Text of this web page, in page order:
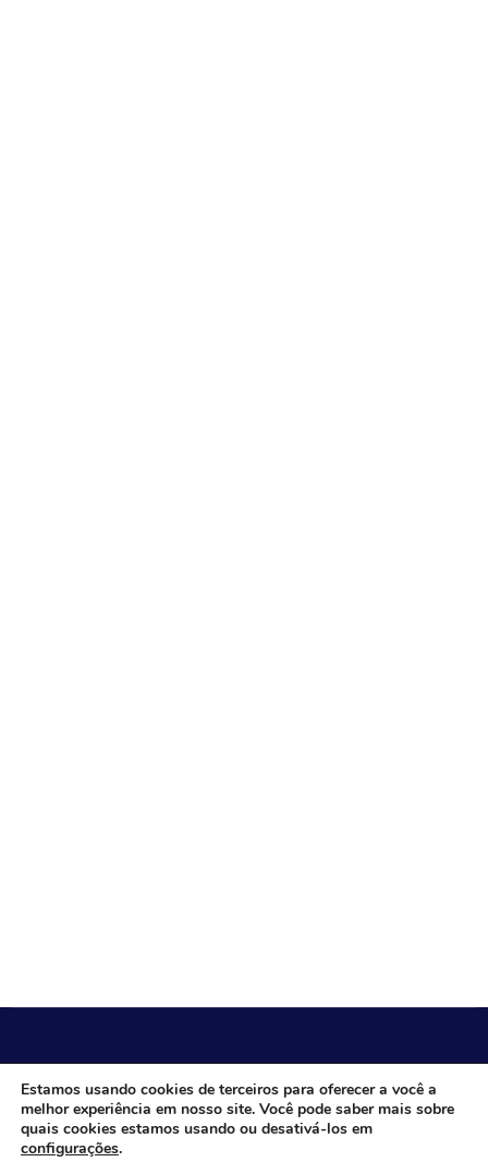
CÂMARA MUNICIPAL DE ITACARAMBI - MG
Endereço: Av. Juca Nascimento, n.º 240, Nossa Senhora
Estamos usando cookies de terceiros para oferecer a você a
melhor experiência em nosso site. Você pode saber mais sobre
quais cookies estamos usando ou desativá-los em
configurações.